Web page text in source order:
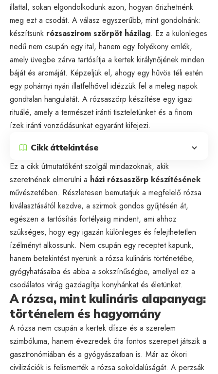
illattal, sokan elgondolkodunk azon, hogyan őrizhetnénk
meg ezt a csodát. A válasz egyszerűbb, mint gondolnánk:
készítsünk rózsaszirom szörpöt házilag. Ez a különleges
nedű nem csupán egy ital, hanem egy folyékony emlék,
amely üvegbe zárva tartósítja a kertek királynőjének minden
báját és aromáját. Képzeljük el, ahogy egy hűvös téli estén
egy pohárnyi nyári illatfelhővel idézzük fel a meleg napok
gondtalan hangulatát. A rózsaszörp készítése egy igazi
rituálé, amely a természet iránti tiszteletünket és a finom
ízek iránti vonzódásunkat egyaránt kifejezi.
Cikk áttekintése
Ez a cikk útmutatóként szolgál mindazoknak, akik
szeretnének elmerülni a házi rózsaszörp készítésének
művészetében. Részletesen bemutatjuk a megfelelő rózsa
kiválasztásától kezdve, a szirmok gondos gyűjtésén át,
egészen a tartósítás fortélyaiig mindent, ami ahhoz
szükséges, hogy egy igazán különleges és felejthetetlen
ízélményt alkossunk. Nem csupán egy receptet kapunk,
hanem betekintést nyerünk a rózsa kulináris történetébe,
gyógyhatásaiba és abba a sokszínűségbe, amellyel ez a
csodálatos virág gazdagítja konyhánkat és életünket.
A rózsa, mint kulináris alapanyag:
történelem és hagyomány
A rózsa nem csupán a kertek dísze és a szerelem
szimbóluma, hanem évezredek óta fontos szerepet játszik a
gasztronómiában és a gyógyászatban is. Már az ókori
civilizációk is felismerték a rózsa sokoldalúságát. A perzsák